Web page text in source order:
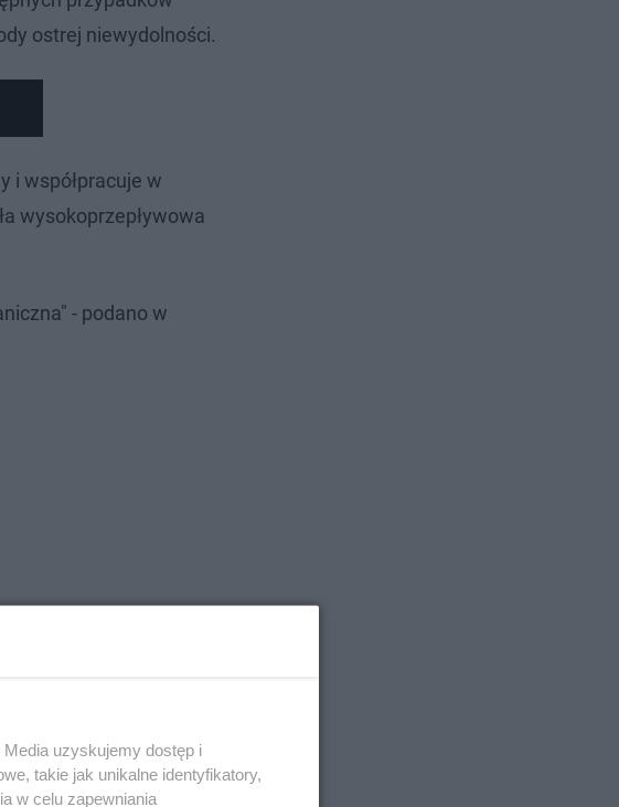
ostrej niewydolności.
i współpracuje w
wysokoprzepływowa
- podano w
uzyskujemy dostęp i
takie jak unikalne identyfikatory,
w celu zapewniania